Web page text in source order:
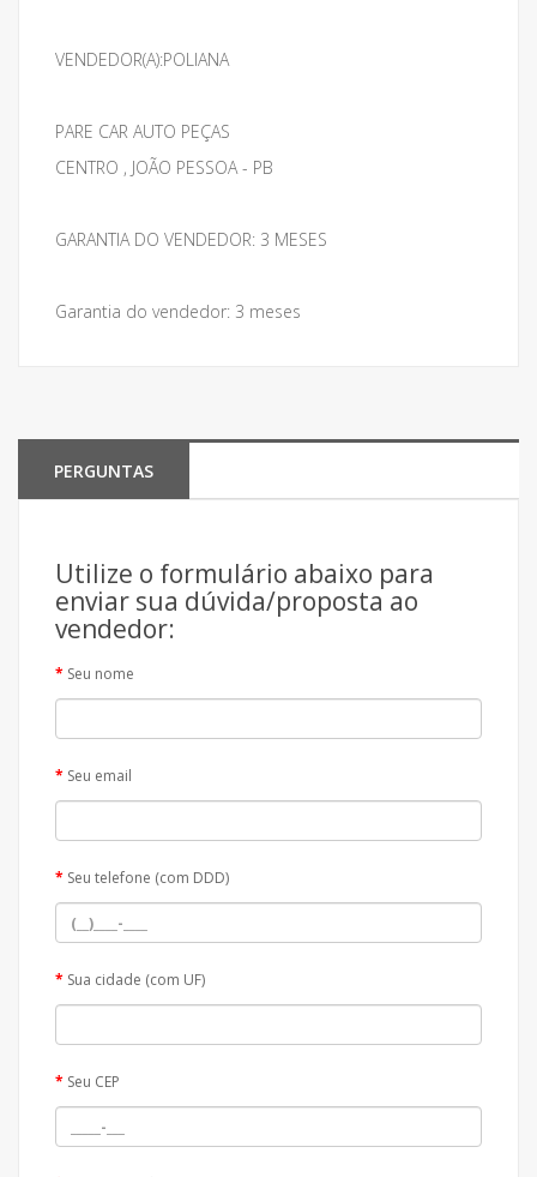
VENDEDOR(A):POLIANA
PARE CAR AUTO PEÇAS
CENTRO , JOÃO PESSOA - PB
GARANTIA DO VENDEDOR: 3 MESES
Garantia do vendedor: 3 meses
PERGUNTAS
Utilize o formulário abaixo para
enviar sua dúvida/proposta ao
vendedor:
Seu nome
Seu email
Seu telefone (com DDD)
Sua cidade (com UF)
Seu CEP